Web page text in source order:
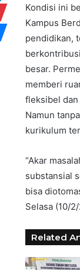
Kondisi ini
Kampus
pendidikan,
besar.
memberi
fleksibel dan
Namun
kurikulum
“Akar
substansial
bisa
Selasa (10/
Related